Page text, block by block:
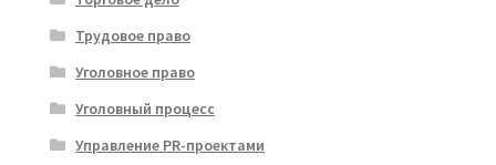
Трудовое право
Уголовное право
Уголовный процесс
Управление PR-проектами